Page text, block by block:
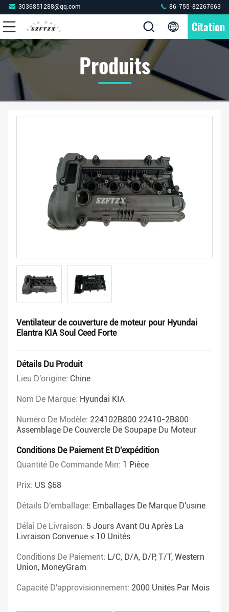
3036851288@qq.com 86-755-82267663
Citation
Produits
Ventilateur de couverture de moteur pour Hyundai
Elantra KIA Soul Ceed Forte
Détails Du Produit
Lieu D'origine: Chine
Nom De Marque: Hyundai KIA
Numéro De Modèle: 224102B800 22410-2B800
Assemblage De Couvercle De Soupape Du Moteur
Conditions De Paiement Et D'expédition
Quantité De Commande Min: 1 Pièce
Prix: US $68
Détails D'emballage: Emballages De Marque D'usine
Délai De Livraison: 5 Jours Avant Ou Après La
Livraison Convenue ≤ 10 Unités
Conditions De Paiement: L/C, D/A, D/P, T/T, Western
Union, MoneyGram
Capacité D'approvisionnement: 2000 Unités Par Mois